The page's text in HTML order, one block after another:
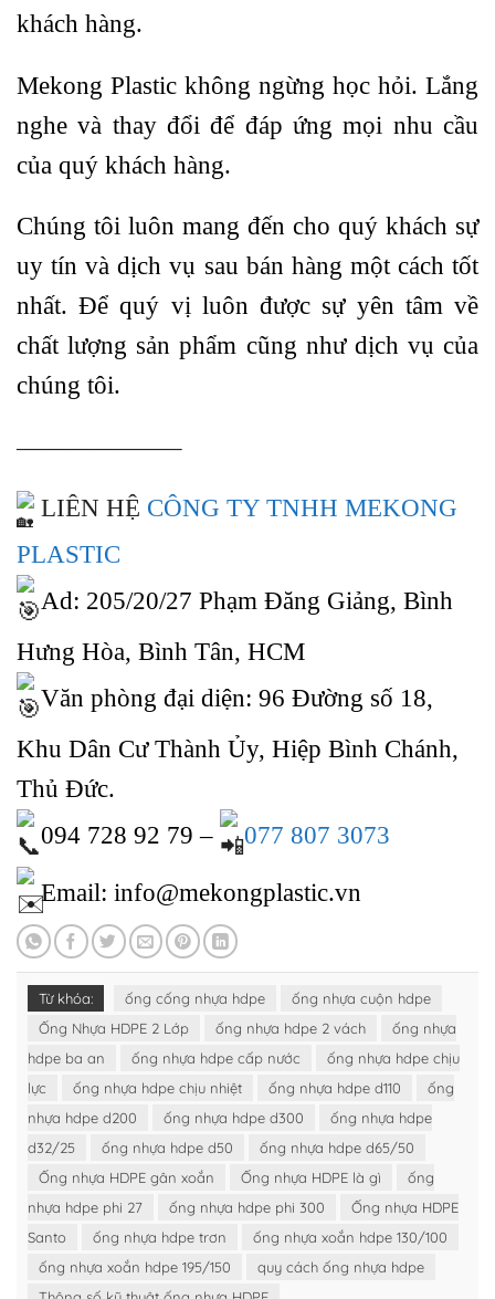
khách hàng.
Mekong Plastic không ngừng học hỏi. Lắng
nghe và thay đổi để đáp ứng mọi nhu cầu
của quý khách hàng.
Chúng tôi luôn mang đến cho quý khách sự
uy tín và dịch vụ sau bán hàng một cách tốt
nhất. Để quý vị luôn được sự yên tâm về
chất lượng sản phẩm cũng như dịch vụ của
chúng tôi.
——————–
LIÊN HỆ CÔNG TY TNHH MEKONG
PLASTIC
Ad: 205/20/27 Phạm Đăng Giảng, Bình
Hưng Hòa, Bình Tân, HCM
Văn phòng đại diện: 96 Đường số 18,
Khu Dân Cư Thành Ủy, Hiệp Bình Chánh,
Thủ Đức.
094 728 92 79 –
077 807 3073
Email: info@mekongplastic.vn
Từ khóa: ống cống nhựa hdpe
ống nhựa cuộn hdpe
Ống Nhựa HDPE 2 Lớp
ống nhựa hdpe 2 vách
ống nhựa
hdpe ba an
ống nhựa hdpe cấp nước
ống nhựa hdpe chịu
lực
ống nhựa hdpe chịu nhiệt ống nhựa hdpe d110
ống
nhựa hdpe d200
ống nhựa hdpe d300
ống nhựa hdpe
d32/25
ống nhựa hdpe d50
ống nhựa hdpe d65/50
Ống nhựa HDPE gân xoắn
Ống nhựa HDPE là gì
ống
nhựa hdpe phi 27
ống nhựa hdpe phi 300
Ống nhựa HDPE
Santo
ống nhựa hdpe trơn
ống nhựa xoắn hdpe 130/100
ống nhựa xoắn hdpe 195/150
quy cách ống nhựa hdpe